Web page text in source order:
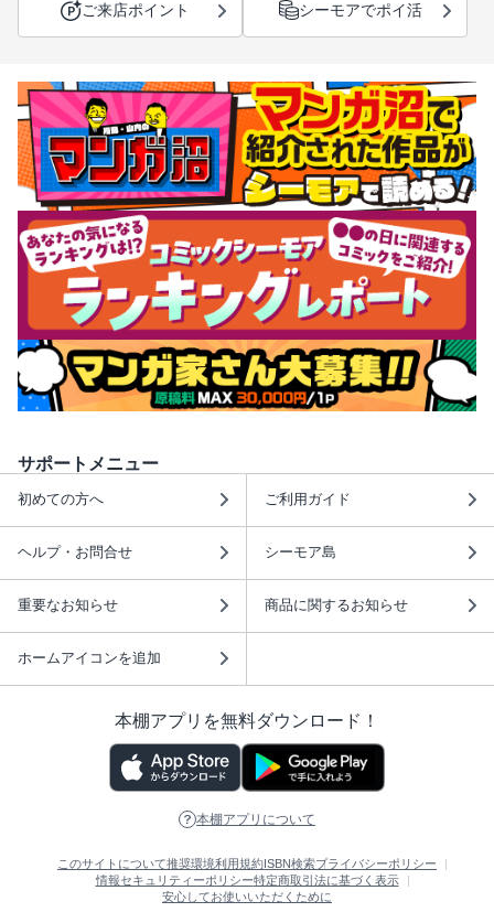
ご来店ポイント シーモアでポイ活
サポートメニュー
初めての方へ ご利用ガイド
ヘルプ・お問合せ シーモア島
重要なお知らせ 商品に関するお知らせ
ホームアイコンを追加
本棚アプリを無料ダウンロード！
本棚アプリについて
このサイトについて推奨環境利用規約ISBN検索プライバシーポリシー
情報セキュリティーポリシー特定商取引法に基づく表示
安心してお使いいただくために